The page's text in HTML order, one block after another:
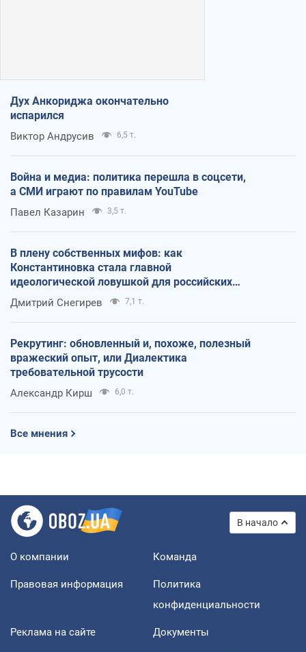
Дух Анкориджа окончательно
испарился
Виктор Андрусив 6,5 т.
Война и медиа: политика перешла в соцсети,
а СМИ играют по правилам YouTube
Павел Казарин 3,5 т.
В плену собственных мифов: как
Константиновка стала главной
идеологической ловушкой для российских
оккупантов
Дмитрий Снегирев 7,1 т.
Рекрутинг: обновленный и, похоже, полезный
вражеский опыт, или Диалектика
требовательной трусости
Александр Кирш 6,0 т.
Все мнения
В начало
О компании Команда
Правовая информация
Политика
конфиденциальности
Реклама на сайте Документы